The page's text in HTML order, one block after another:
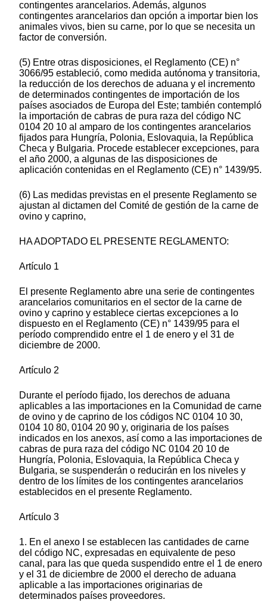
contingentes arancelarios. Además, algunos
contingentes arancelarios dan opción a importar bien los
animales vivos, bien su carne, por lo que se necesita un
factor de conversión.
(5) Entre otras disposiciones, el Reglamento (CE) n°
3066/95 estableció, como medida autónoma y transitoria,
la reducción de los derechos de aduana y el incremento
de determinados contingentes de importación de los
países asociados de Europa del Este; también contempló
la importación de cabras de pura raza del código NC
0104 20 10 al amparo de los contingentes arancelarios
fijados para Hungría, Polonia, Eslovaquia, la República
Checa y Bulgaria. Procede establecer excepciones, para
el año 2000, a algunas de las disposiciones de
aplicación contenidas en el Reglamento (CE) n° 1439/95.
(6) Las medidas previstas en el presente Reglamento se
ajustan al dictamen del Comité de gestión de la carne de
ovino y caprino,
HA ADOPTADO EL PRESENTE REGLAMENTO:
Artículo 1
El presente Reglamento abre una serie de contingentes
arancelarios comunitarios en el sector de la carne de
ovino y caprino y establece ciertas excepciones a lo
dispuesto en el Reglamento (CE) n° 1439/95 para el
período comprendido entre el 1 de enero y el 31 de
diciembre de 2000.
Artículo 2
Durante el período fijado, los derechos de aduana
aplicables a las importaciones en la Comunidad de carne
de ovino y de caprino de los códigos NC 0104 10 30,
0104 10 80, 0104 20 90 y, originaria de los países
indicados en los anexos, así como a las importaciones de
cabras de pura raza del código NC 0104 20 10 de
Hungría, Polonia, Eslovaquia, la República Checa y
Bulgaria, se suspenderán o reducirán en los niveles y
dentro de los límites de los contingentes arancelarios
establecidos en el presente Reglamento.
Artículo 3
1. En el anexo I se establecen las cantidades de carne
del código NC, expresadas en equivalente de peso
canal, para las que queda suspendido entre el 1 de enero
y el 31 de diciembre de 2000 el derecho de aduana
aplicable a las importaciones originarias de
determinados países proveedores.